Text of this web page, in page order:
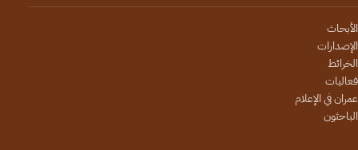
الأبحاث
الإصدارات
الخرائط
فعاليات
عمران في الإعلام
الباحثون